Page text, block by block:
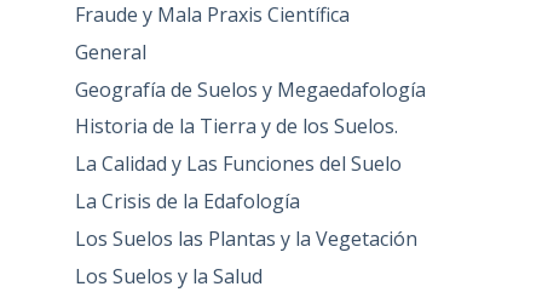
Fraude y Mala Praxis Científica
General
Geografía de Suelos y Megaedafología
Historia de la Tierra y de los Suelos.
La Calidad y Las Funciones del Suelo
La Crisis de la Edafología
Los Suelos las Plantas y la Vegetación
Los Suelos y la Salud